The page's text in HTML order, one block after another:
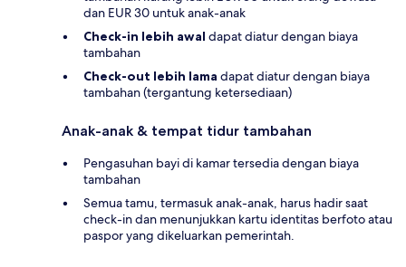
dan EUR 30 untuk anak-anak
Check-in lebih awal dapat diatur dengan biaya
tambahan
Check-out lebih lama dapat diatur dengan biaya
tambahan (tergantung ketersediaan)
Anak-anak & tempat tidur tambahan
Pengasuhan bayi di kamar tersedia dengan biaya
tambahan
Semua tamu, termasuk anak-anak, harus hadir saat
check-in dan menunjukkan kartu identitas berfoto atau
paspor yang dikeluarkan pemerintah.